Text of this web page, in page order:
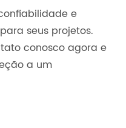
e
seus projetos.
conosco agora e
a um